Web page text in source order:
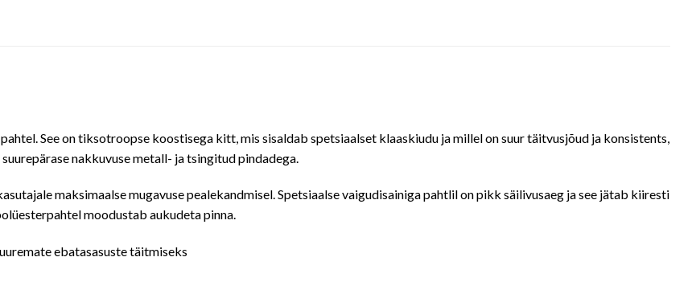
See on tiksotroopse koostisega kitt, mis sisaldab spetsiaalset klaaskiudu ja millel on suur täitvusjõud ja konsistents,
nakkuvuse metall- ja tsingitud pindadega.
maksimaalse mugavuse pealekandmisel. Spetsiaalse vaigudisainiga pahtlil on pikk säilivusaeg ja see jätab kiiresti
moodustab aukudeta pinna.
ebatasasuste täitmiseks